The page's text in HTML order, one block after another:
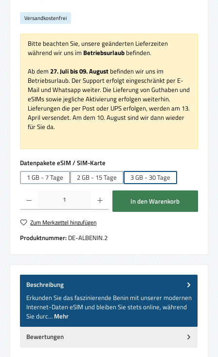
Versandkostenfrei
Bitte beachten Sie, unsere geänderten Lieferzeiten
während wir uns im Betriebsurlaub befinden.
Ab dem 27. Juli bis 09. August befinden wir uns im
Betriebsurlaub. Der Support erfolgt eingeschränkt per E-
Mail und Whatsapp weiter. Die Lieferung von Guthaben und
eSIMs sowie jegliche Aktivierung erfolgen weiterhin.
Lieferungen die per Post oder UPS erfolgen, werden am 13.
April versendet. Am dem 10. August sind wir dann wieder
für Sie da.
Datenpakete eSIM / SIM-Karte
1 GB - 7 Tage
2 GB - 15 Tage 3 GB - 30 Tage
Produkt Anzahl: Gib den gewünschten Wert ein oder benutze die Schaltflächen um
In den Warenkorb
Zum Merkzettel hinzufügen
Produktnummer: DE-ALBENIN.2
Beschreibung
Erkunden Sie das faszinierende Benin mit unserer modernen
Internet-Daten eSIM und bleiben Sie stets online, während
Sie durc… Mehr
Bewertungen